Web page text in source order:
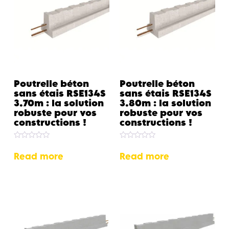
Poutrelle béton
sans étais RSE134S
3.70m : la solution
robuste pour vos
constructions !
0
out
Read more
Poutrelle béton
sans étais RSE134S
3.80m : la solution
robuste pour vos
constructions !
0
out
Read more